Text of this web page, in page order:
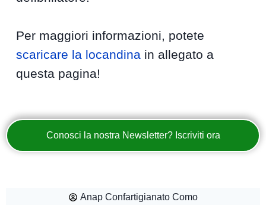
Per maggiori informazioni, potete
scaricare la locandina in allegato a
questa pagina!
Conosci la nostra Newsletter? Iscriviti ora
Anap Confartigianato Como